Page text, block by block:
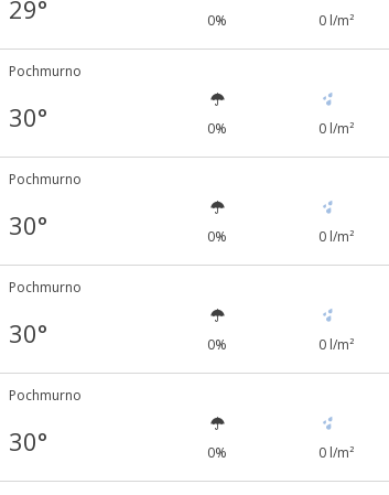
29° 0% 0 l/m²
Pochmurno
30° 0% 0 l/m²
Pochmurno
30° 0% 0 l/m²
Pochmurno
30° 0% 0 l/m²
Pochmurno
30° 0% 0 l/m²